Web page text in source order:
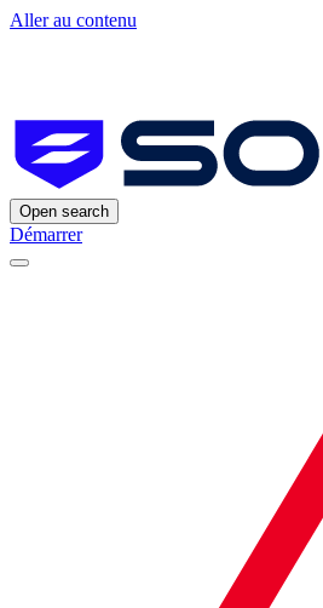
Aller au contenu
Open search
Démarrer